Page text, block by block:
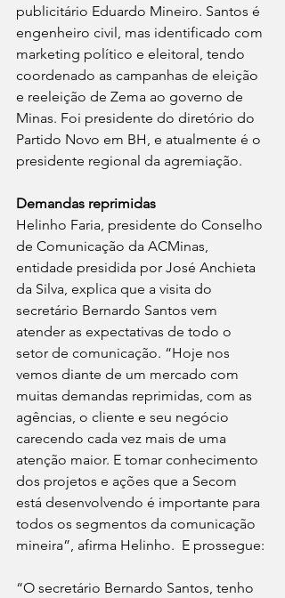
publicitário Eduardo Mineiro. Santos é
engenheiro civil, mas identificado com
marketing político e eleitoral, tendo
coordenado as campanhas de eleição
e reeleição de Zema ao governo de
Minas. Foi presidente do diretório do
Partido Novo em BH, e atualmente é o
presidente regional da agremiação.
Demandas reprimidas
Helinho Faria, presidente do Conselho
de Comunicação da ACMinas,
entidade presidida por José Anchieta
da Silva, explica que a visita do
secretário Bernardo Santos vem
atender as expectativas de todo o
setor de comunicação. “Hoje nos
vemos diante de um mercado com
muitas demandas reprimidas, com as
agências, o cliente e seu negócio
carecendo cada vez mais de uma
atenção maior. E tomar conhecimento
dos projetos e ações que a Secom
está desenvolvendo é importante para
todos os segmentos da comunicação
mineira”, afirma Helinho.  E prossegue:
“O secretário Bernardo Santos, tenho